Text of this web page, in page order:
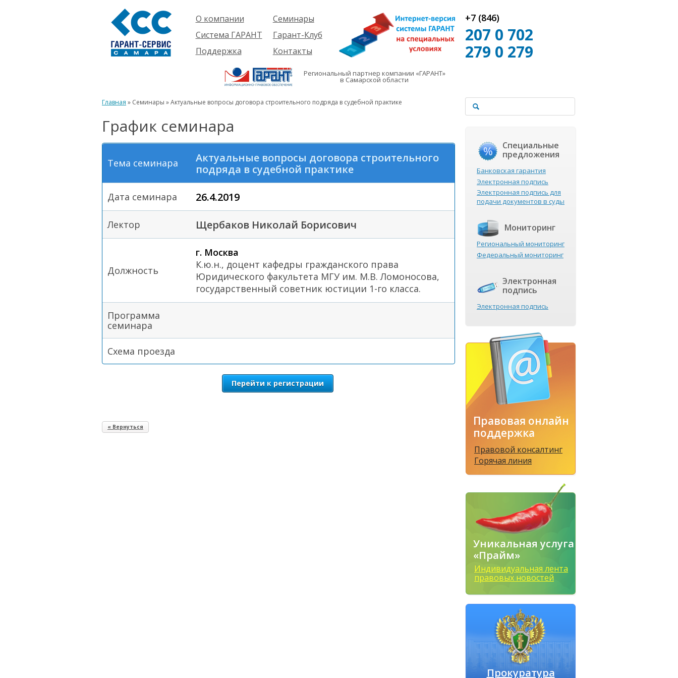
О компании
Компания
Проекты
Партнеры
Вакансии
Реквизиты
Информация
Система ГАРАНТ
О системе
решения
Комплекты
Новинки
Поддержка
Пользователям
Будущим
пользователям
Семинары
Об услуге
Предстоящие
семинары
Гарант-Клуб
Контакты
+7 (846)
207 0 702
279 0 279
Региональный партнер компании «ГАРАНТ»
в Самарской области
Главная » Семинары » Актуальные вопросы договора строительного подряда в судебной практике
График семинара
Тема семинара
Актуальные вопросы договора строительного
подряда в судебной практике
Дата семинара 26.4.2019
Лектор Щербаков Николай Борисович
Должность
г. Москва
К.ю.н., доцент кафедры гражданского права
Юридического факультета МГУ им. М.В. Ломоносова,
государственный советник юстиции 1-го класса.
Программа
семинара
Схема проезда
Перейти к регистрации
« Вернуться
Специальные
предложения
Банковская гарантия
Электронная подпись
Электронная подпись для
подачи документов в суды
Мониторинг
Региональный мониторинг
Федеральный мониторинг
Электронная
подпись
Электронная подпись
Правовая онлайн
поддержка
Правовой консалтинг
Горячая линия
Уникальная услуга
«Прайм»
Индивидуальная лента
правовых новостей
Прокуратура